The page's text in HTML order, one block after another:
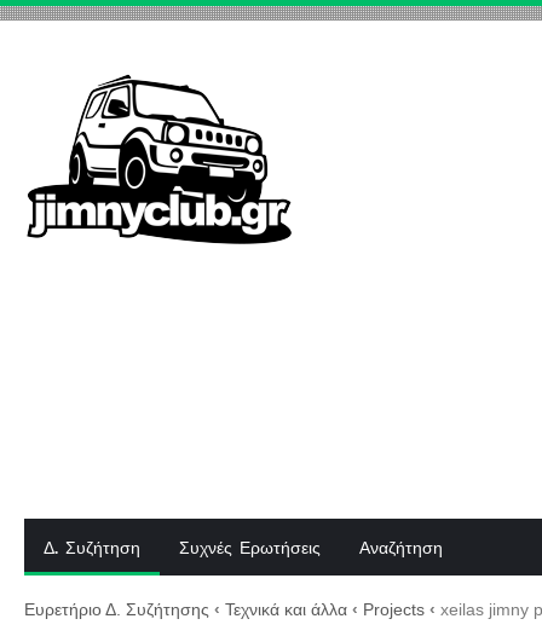
Δ. Συζήτηση Συχνές Ερωτήσεις Αναζήτηση
Ευρετήριο Δ. Συζήτησης ‹ Τεχνικά και άλλα ‹ Projects ‹ xeilas jimny